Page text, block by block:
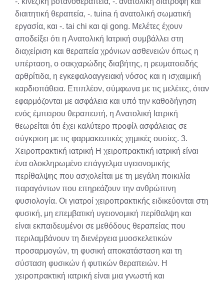
διαιτητική θεραπεία, -. tuina ή ανατολική σωματική
εργασία, και -. tai chi και qi gong. Μελέτες έχουν
αποδείξει ότι η Ανατολική Ιατρική συμβάλλει στη
διαχείριση και θεραπεία χρόνιων ασθενειών όπως η
υπέρταση, ο σακχαρώδης διαβήτης, η ρευματοειδής
αρθρίτιδα, η εγκεφαλοαγγειακή νόσος και η ισχαιμική
καρδιοπάθεια. Επιπλέον, σύμφωνα με τις μελέτες, όταν
εφαρμόζονται με ασφάλεια και υπό την καθοδήγηση
ενός έμπειρου θεραπευτή, η Ανατολική Ιατρική
θεωρείται ότι έχει καλύτερο προφίλ ασφάλειας σε
σύγκριση με τις φαρμακευτικές χημικές ουσίες. 3.
Χειροπρακτική ιατρική Η χειροπρακτική ιατρική είναι
ένα ολοκληρωμένο επάγγελμα υγειονομικής
περίθαλψης που ασχολείται με τη μεγάλη ποικιλία
παραγόντων που επηρεάζουν την ανθρώπινη
φυσιολογία. Οι γιατροί χειροπρακτικής ειδικεύονται στη
φυσική, μη επεμβατική υγειονομική περίθαλψη και
είναι εκπαιδευμένοι σε μεθόδους θεραπείας που
περιλαμβάνουν τη διενέργεια μυοσκελετικών
προσαρμογών, τη φυσική αποκατάσταση και τη
σύσταση φυσικών ή φυτικών θεραπειών. Η
χειροπρακτική ιατρική είναι μια γνωστή και